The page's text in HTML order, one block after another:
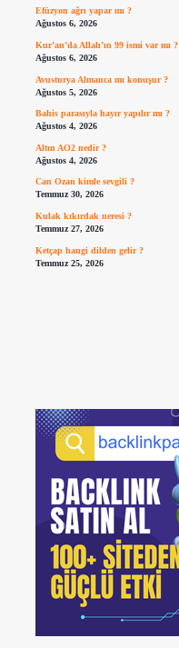
Efüzyon ağrı yapar mı ?
Ağustos 6, 2026
Kur’an’da Allah’ın 99 ismi var mı ?
Ağustos 6, 2026
Avusturya Almanca mı konuşur ?
Ağustos 5, 2026
Bahis parasıyla hayır yapılır mı ?
Ağustos 4, 2026
Altın AO2 nedir ?
Ağustos 4, 2026
Can Ozan kimle sevgili ?
Temmuz 30, 2026
Kulak kıkırdak neresi ?
Temmuz 27, 2026
Ketçap hangi dilden gelir ?
Temmuz 25, 2026